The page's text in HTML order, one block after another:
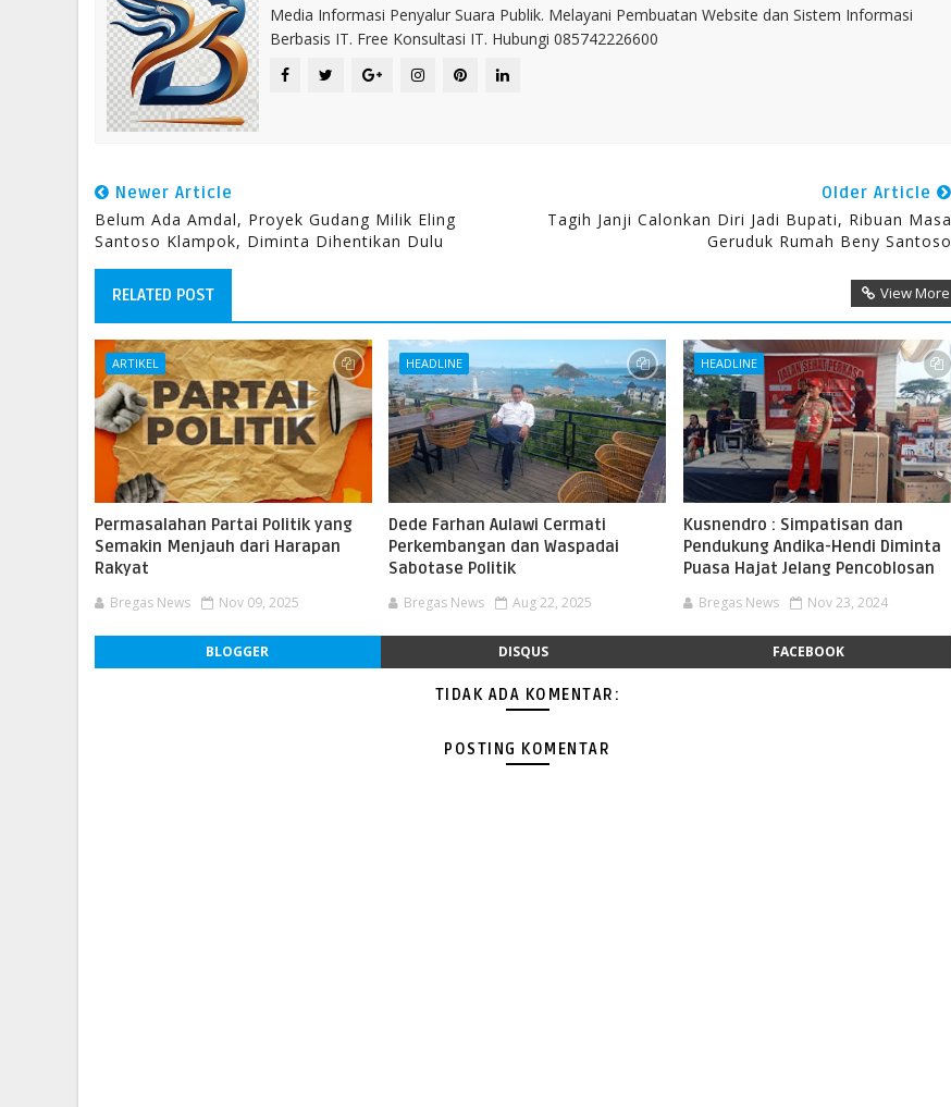
Media Informasi Penyalur Suara Publik. Melayani Pembuatan Website dan Sistem Informasi
Berbasis IT. Free Konsultasi IT. Hubungi 085742226600
Newer Article
Belum Ada Amdal, Proyek Gudang Milik Eling
Santoso Klampok, Diminta Dihentikan Dulu
Older Article
Tagih Janji Calonkan Diri Jadi Bupati, Ribuan Masa
Geruduk Rumah Beny Santoso
RELATED POST View More
ARTIKEL
Permasalahan Partai Politik yang
Semakin Menjauh dari Harapan
Rakyat
Bregas News Nov 09, 2025
HEADLINE
Dede Farhan Aulawi Cermati
Perkembangan dan Waspadai
Sabotase Politik
Bregas News Aug 22, 2025
HEADLINE
Kusnendro : Simpatisan dan
Pendukung Andika-Hendi Diminta
Puasa Hajat Jelang Pencoblosan
Bregas News Nov 23, 2024
BLOGGER DISQUS FACEBOOK
TIDAK ADA KOMENTAR:
POSTING KOMENTAR